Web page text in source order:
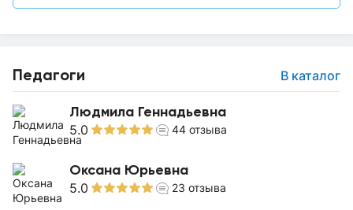
Педагоги В каталог
Людмила Геннадьевна
5.0 44 отзыва
Оксана Юрьевна
5.0 23 отзыва